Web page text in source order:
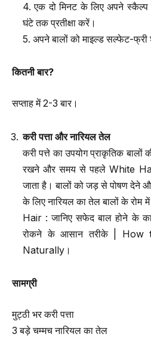
4. एक दो मिनट के लिए अपने
घंटे तक प्रतीक्षा करें।
5. अपने बालों को माइल्ड सल्फेट-फ्री
कितनी बार?
सप्ताह में 2-3 बार।
करी पत्ता और नारियल तेल
करी पत्ते का उपयोग प्राकृतिक बालों
रखने और समय से पहले White
जाता है। बालों को जड़ से पोषण देने
के लिए नारियल का तेल बालों के
Hair : जानिए सफेद बाल होने के
रोकने के आसान तरीके | How
Naturally।
सामग्री
मुट्ठी भर करी पत्ता
3 बड़े चम्मच नारियल का तेल